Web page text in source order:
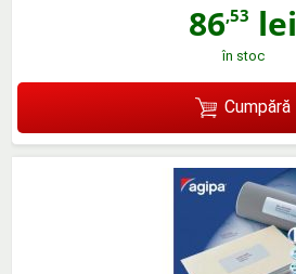
86,53 lei
în stoc
Cumpără